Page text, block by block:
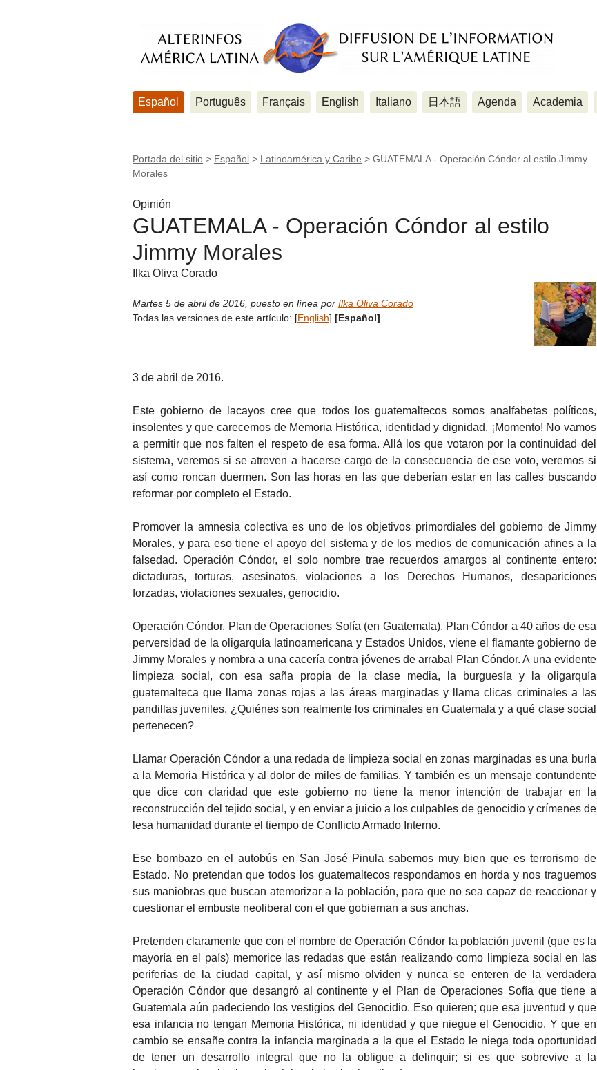
Español Português Français English Italiano 日本語 Agenda Academia
Portada del sitio > Español > Latinoamérica y Caribe > GUATEMALA - Operación Cóndor al estilo Jimmy
Morales
Opinión
GUATEMALA - Operación Cóndor al estilo
Jimmy Morales
Ilka Oliva Corado
Martes 5 de abril de 2016 puesto en línea por Ilka Oliva Corado
Todas las versiones de este artículo: [English] [Español]
3 de abril de 2016.
Este gobierno de lacayos cree que todos los guatemaltecos somos analfabetas políticos,
insolentes y que carecemos de Memoria Histórica, identidad y dignidad. ¡Momento! No vamos
a permitir que nos falten el respeto de esa forma. Allá los que votaron por la continuidad del
sistema, veremos si se atreven a hacerse cargo de la consecuencia de ese voto, veremos si
así como roncan duermen. Son las horas en las que deberían estar en las calles buscando
reformar por completo el Estado.
Promover la amnesia colectiva es uno de los objetivos primordiales del gobierno de Jimmy
Morales, y para eso tiene el apoyo del sistema y de los medios de comunicación afines a la
falsedad. Operación Cóndor, el solo nombre trae recuerdos amargos al continente entero:
dictaduras, torturas, asesinatos, violaciones a los Derechos Humanos, desapariciones
forzadas, violaciones sexuales, genocidio.
Operación Cóndor, Plan de Operaciones Sofía (en Guatemala), Plan Cóndor a 40 años de esa
perversidad de la oligarquía latinoamericana y Estados Unidos, viene el flamante gobierno de
Jimmy Morales y nombra a una cacería contra jóvenes de arrabal Plan Cóndor. A una evidente
limpieza social, con esa saña propia de la clase media, la burguesía y la oligarquía
guatemalteca que llama zonas rojas a las áreas marginadas y llama clicas criminales a las
pandillas juveniles. ¿Quiénes son realmente los criminales en Guatemala y a qué clase social
pertenecen?
Llamar Operación Cóndor a una redada de limpieza social en zonas marginadas es una burla
a la Memoria Histórica y al dolor de miles de familias. Y también es un mensaje contundente
que dice con claridad que este gobierno no tiene la menor intención de trabajar en la
reconstrucción del tejido social, y en enviar a juicio a los culpables de genocidio y crímenes de
lesa humanidad durante el tiempo de Conflicto Armado Interno.
Ese bombazo en el autobús en San José Pinula sabemos muy bien que es terrorismo de
Estado. No pretendan que todos los guatemaltecos respondamos en horda y nos traguemos
sus maniobras que buscan atemorizar a la población, para que no sea capaz de reaccionar y
cuestionar el embuste neoliberal con el que gobiernan a sus anchas.
Pretenden claramente que con el nombre de Operación Cóndor la población juvenil (que es la
mayoría en el país) memorice las redadas que están realizando como limpieza social en las
periferias de la ciudad capital, y así mismo olviden y nunca se enteren de la verdadera
Operación Cóndor que desangró al continente y el Plan de Operaciones Sofía que tiene a
Guatemala aún padeciendo los vestigios del Genocidio. Eso quieren; que esa juventud y que
esa infancia no tengan Memoria Histórica, ni identidad y que niegue el Genocidio. Y que en
cambio se ensañe contra la infancia marginada a la que el Estado le niega toda oportunidad
de tener un desarrollo integral que no la obligue a delinquir; si es que sobrevive a la